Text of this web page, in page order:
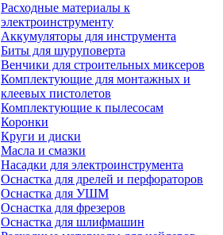
Расходные материалы к
электроинструменту
Аккумуляторы для инструмента
Биты для шуруповерта
Венчики для строительных миксеров
Комплектующие для монтажных и
клеевых пистолетов
Комплектующие к пылесосам
Коронки
Круги и диски
Масла и смазки
Насадки для электроинструмента
Оснастка для дрелей и перфораторов
Оснастка для УШМ
Оснастка для фрезеров
Оснастка для шлифмашин